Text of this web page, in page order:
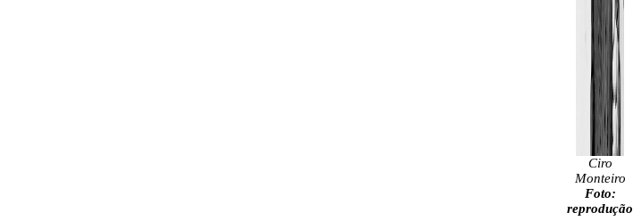
Ciro
Monteiro
Foto:
reprodução